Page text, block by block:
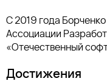
С 2019 года
Ассоциации
«Отечественный
Достижения